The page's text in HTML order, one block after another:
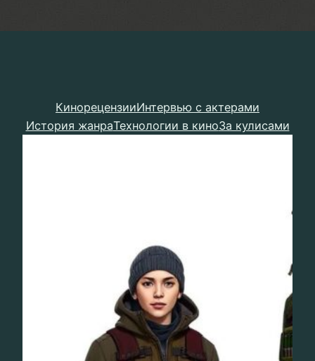
КинорецензииИнтервью с актерами
История жанраТехнологии в киноЗа кулисами